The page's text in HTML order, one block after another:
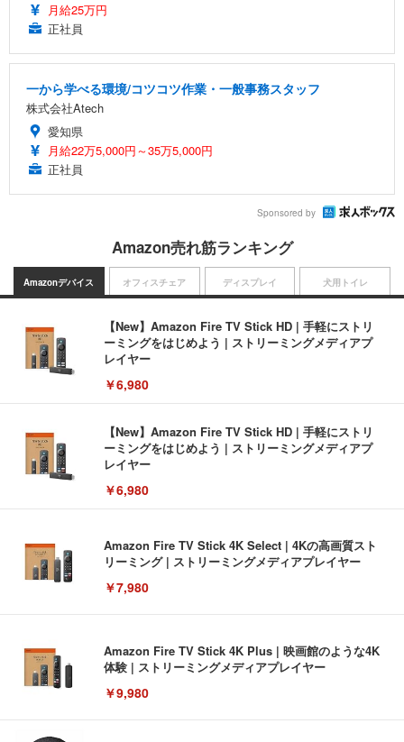
月給25万円
正社員
一から学べる環境/コツコツ作業・一般事務スタッフ
株式会社Atech
愛知県
月給22万5,000円～35万5,000円
正社員
Sponsored by
Amazon売れ筋ランキング
Amazonデバイス
【New】Amazon Fire TV Stick HD | 手軽にストリ
ーミングをはじめよう | ストリーミングメディアプ
レイヤー
￥6,980
【New】Amazon Fire TV Stick HD | 手軽にストリ
ーミングをはじめよう | ストリーミングメディアプ
レイヤー
￥6,980
Amazon Fire TV Stick 4K Select | 4Kの高画質スト
リーミング | ストリーミングメディアプレイヤー
￥7,980
Amazon Fire TV Stick 4K Plus | 映画館のような4K
体験 | ストリーミングメディアプレイヤー
￥9,980
オフィスチェア ディスプレイ 犬用トイレ